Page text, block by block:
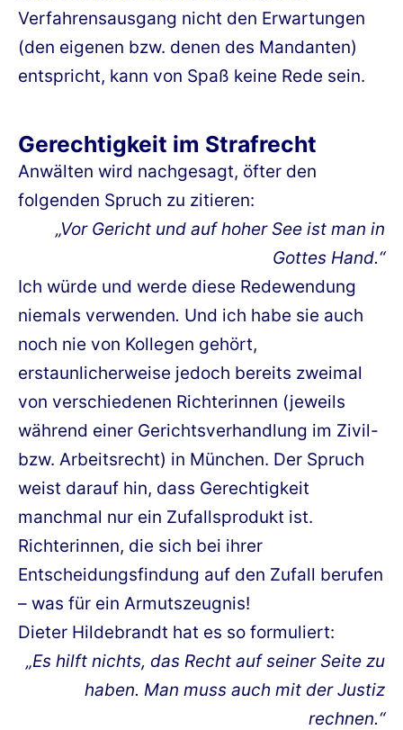
Verfahrensausgang nicht den Erwartungen
(den eigenen bzw. denen des Mandanten)
entspricht, kann von Spaß keine Rede sein.
Gerechtigkeit im Strafrecht
Anwälten wird nachgesagt, öfter den
folgenden Spruch zu zitieren:
„Vor Gericht und auf hoher See ist man in
Gottes Hand.“
Ich würde und werde diese Redewendung
niemals verwenden. Und ich habe sie auch
noch nie von Kollegen gehört,
erstaunlicherweise jedoch bereits zweimal
von verschiedenen Richterinnen (jeweils
während einer Gerichtsverhandlung im Zivil-
bzw. Arbeitsrecht) in München. Der Spruch
weist darauf hin, dass Gerechtigkeit
manchmal nur ein Zufallsprodukt ist.
Richterinnen, die sich bei ihrer
Entscheidungsfindung auf den Zufall berufen
– was für ein Armutszeugnis!
Dieter Hildebrandt hat es so formuliert:
„Es hilft nichts, das Recht auf seiner Seite zu
haben. Man muss auch mit der Justiz
rechnen.“